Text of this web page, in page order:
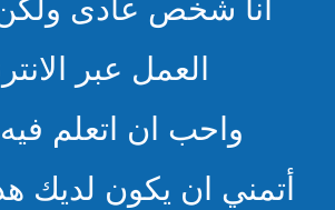
انا شخص عادى
العمل عبر
واحب ان اتعلم فيه
أتمني ان يكون لديك